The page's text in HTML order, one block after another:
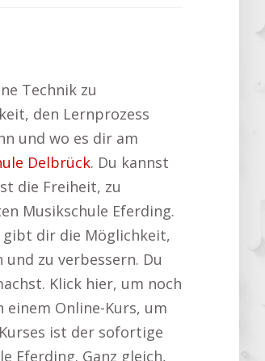
Technik zu
den Lernprozess
und wo es dir am
Delbrück. Du kannst
die Freiheit, zu
Musikschule Eferding.
gibt dir die Möglichkeit,
zu verbessern. Du
Klick hier, um noch
Online-Kurs, um
ist der sofortige
Eferding. Ganz gleich,